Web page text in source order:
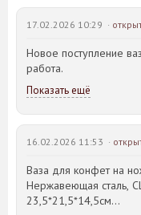
17.02.2026 10:29 ·
Новое поступление
работа.
Показать ещё
16.02.2026 11:53 ·
Ваза для конфет на
Нержавеющая сталь,
23,5*21,5*14,5см